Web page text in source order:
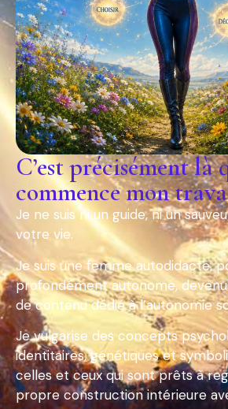
C’est précisément là
commence mon
Je ne suis ni un guide, ni un
votre vie.
Je suis une femme autodidacte,
profondément autonome,
de contenu dédié à l’autonomie
Je vulgarise des concepts
identitaires, génétiques et
celles et ceux qui sont prêts à
propre construction intérieure